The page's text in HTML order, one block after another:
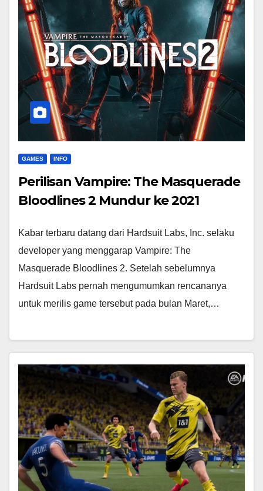
GAMES INFO
Perilisan Vampire: The Masquerade
Bloodlines 2 Mundur ke 2021
Kabar terbaru datang dari Hardsuit Labs, Inc. selaku
developer yang menggarap Vampire: The
Masquerade Bloodlines 2. Setelah sebelumnya
Hardsuit Labs pernah mengumumkan rencananya
untuk merilis game tersebut pada bulan Maret,…